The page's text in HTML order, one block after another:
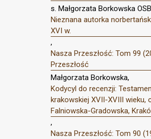
s. Małgorzata Borkowska
Nieznana autorka
XVI w.
,
Nasza Przeszłość: Tom 99
Przeszłość
Małgorzata Borkowska,
Kodycyl do recenzji:
krakowskiej XVII-XVIII wieku,
Falniowska-Gradowska,
,
Nasza Przeszłość: Tom 90